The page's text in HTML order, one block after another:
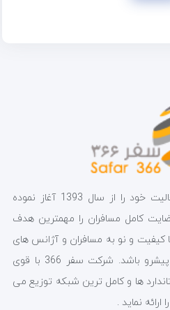
آژانس هواپیمایی سفر 366 فعالیت خود را از سال 1393 آغاز نموده
کامل مسافران را مهمترین هدف
کیفیت و نو به مسافران و آژانس های
همکار، توانسته در این صنعت پیشرو باشد. شرکت سفر 366 با قوی
ها و کامل ترین شبکه توزیع می
نماید .